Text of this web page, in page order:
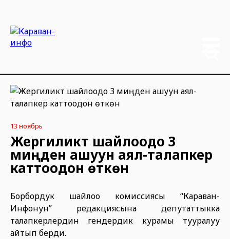
13 ноябрь
Жергиликтүү шайлоодо 3
миңден ашуун аял-талапкер
каттоодон өткөн
Борбордук шайлоо комиссиясы “Караван-
Инфонун” редакциясына депутаттыкка
талапкерлердин гендердик курамы тууралуу
айтып берди.